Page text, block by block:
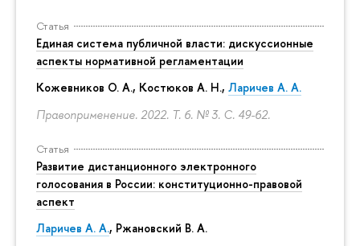
Статья
Единая система публичной власти: дискуссионные
аспекты нормативной регламентации
Кожевников О. А., Костюков А. Н., Ларичев А. А.
Правоприменение. 2022. Т. 6. № 3. С. 49-62.
Статья
Развитие дистанционного электронного
голосования в России: конституционно-правовой
аспект
Ларичев А. А., Ржановский В. А.